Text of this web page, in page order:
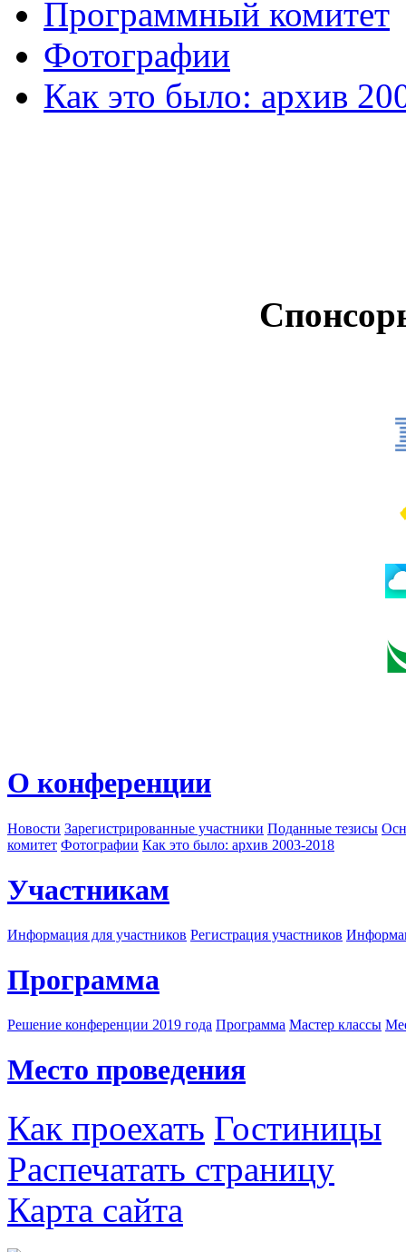
Программный комитет
Фотографии
Как это было: архив
О конференции
Новости Зарегистрированные участники Поданные тезисы
комитет Фотографии Как это было: архив 2003-2018
Участникам
Информация для участников Регистрация участников
Программа
Решение конференции 2019 года Программа Мастер классы
Место проведения
Как проехать Гостиницы
Распечатать страницу
Карта сайта